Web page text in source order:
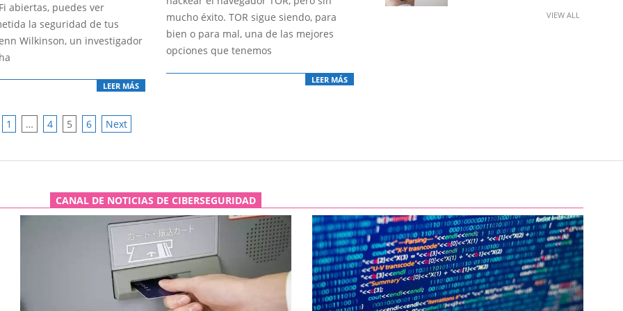
abiertas, puedes ver
la seguridad de tus
Wilkinson, un investigador
LEER MÁS
mucho éxito. TOR sigue siendo, para
bien o para mal, una de las mejores
opciones que tenemos
LEER MÁS
1 … 4 5 6 Next
VIEW ALL
CANAL DE NOTICIAS DE CIBERSEGURIDAD